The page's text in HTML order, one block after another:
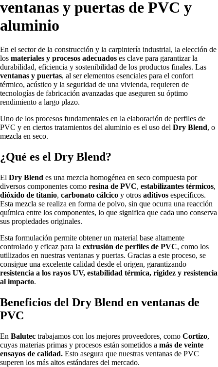
ventanas y puertas de PVC y
aluminio
En el sector de la construcción y la carpintería industrial, la elección de
los materiales y procesos adecuados es clave para garantizar la
durabilidad, eficiencia y sostenibilidad de los productos finales. Las
ventanas y puertas, al ser elementos esenciales para el confort
térmico, acústico y la seguridad de una vivienda, requieren de
tecnologías de fabricación avanzadas que aseguren su óptimo
rendimiento a largo plazo.
Uno de los procesos fundamentales en la elaboración de perfiles de
PVC y en ciertos tratamientos del aluminio es el uso del Dry Blend, o
mezcla en seco.
¿Qué es el Dry Blend?
El Dry Blend es una mezcla homogénea en seco compuesta por
diversos componentes como resina de PVC, estabilizantes térmicos,
dióxido de titanio, carbonato cálcico y otros aditivos específicos.
Esta mezcla se realiza en forma de polvo, sin que ocurra una reacción
química entre los componentes, lo que significa que cada uno conserva
sus propiedades originales.
Esta formulación permite obtener un material base altamente
controlado y eficaz para la extrusión de perfiles de PVC, como los
utilizados en nuestras ventanas y puertas. Gracias a este proceso, se
consigue una excelente calidad desde el origen, garantizando
resistencia a los rayos UV, estabilidad térmica, rigidez y resistencia
al impacto.
Beneficios del Dry Blend en ventanas de
PVC
En Balutec trabajamos con los mejores proveedores, como Cortizo,
cuyas materias primas y procesos están sometidos a más de veinte
ensayos de calidad. Esto asegura que nuestras ventanas de PVC
superen los más altos estándares del mercado.